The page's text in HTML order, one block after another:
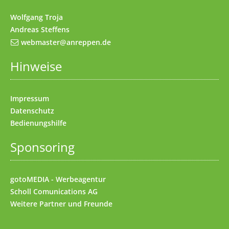
Wolfgang Troja
Andreas Steffens
webmaster@anreppen.de
Hinweise
Impressum
Datenschutz
Bedienungshilfe
Sponsoring
gotoMEDIA - Werbeagentur
Scholl Comunications AG
Weitere Partner und Freunde